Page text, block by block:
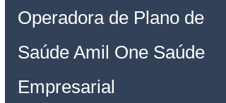
Operadora de Plano de
Saúde Amil One Saúde
Empresarial